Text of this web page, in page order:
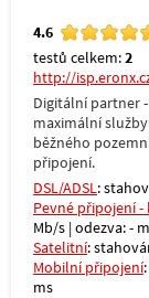
4.6
testů celkem:2
http://
Digitální partner
maximální
běžného
připojení.
DSL/ADSL:
Pevné připojení
Mb/s | odezva: -
Satelitní:
Mobilní připojení
ms